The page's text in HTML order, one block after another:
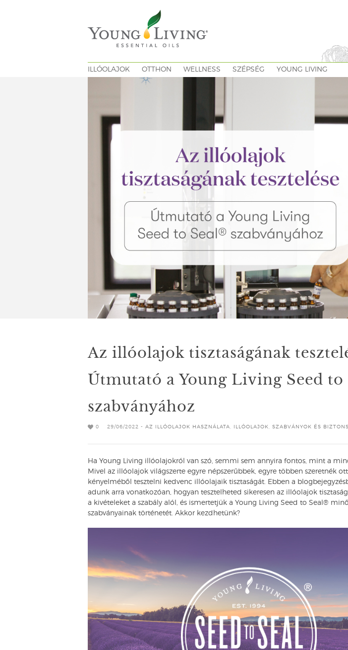
ILLÓOLAJOK OTTHON WELLNESS SZÉPSÉG YOUNG LIVING
Az illóolajok tisztaságának
Útmutató a Young Living Seed to
szabványához
0 29/06/2022 - AZ ILLÓOLAJOK HASZNÁLATA ILLÓOLAJOK SZABVÁNYOK ÉS
Ha Young Living illóolajokról van szó, semmi sem annyira fontos, mint a
Mivel az illóolajok világszerte egyre népszerűbbek, egyre többen szeretnék
kényelméből tesztelni kedvenc illóolajaik tisztaságát. Ebben a
adunk arra vonatkozóan, hogyan tesztelheted sikeresen az illóolajok
a kivételeket a szabály alól, és ismertetjük a Young Living Seed to Seal®
szabványainak történetét. Akkor kezdhetünk?